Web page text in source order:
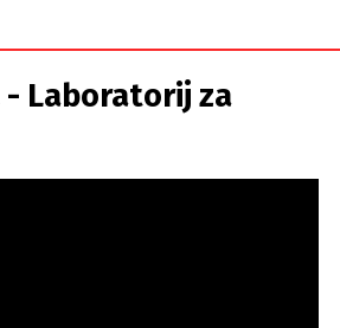
Srbi,
istorodna
braća
- Laboratorij za